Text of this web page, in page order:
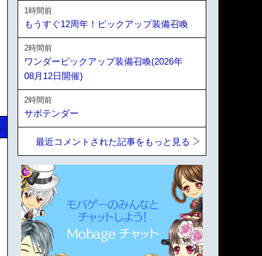
1時間前
もうすぐ12周年！ピックアップ装備召喚
2時間前
ワンダーピックアップ装備召喚(2026年
08月12日開催)
2時間前
サボテンダー
最近コメントされた記事をもっと見る